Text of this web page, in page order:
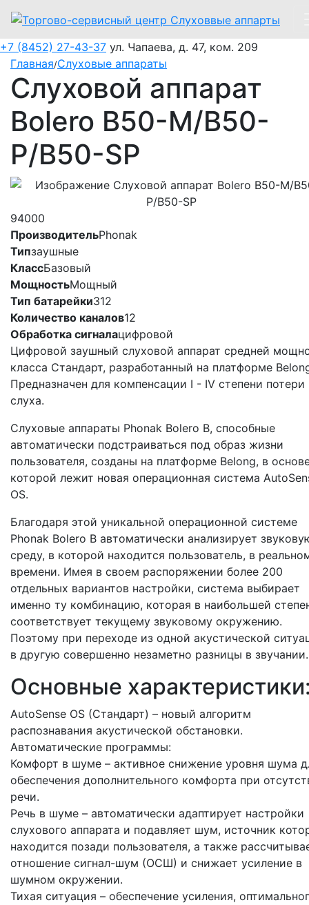
+7 (8452) 27-43-37 ул. Чапаева, д. 47, ком. 209
Главная/Слуховые аппараты
Слуховой аппарат
Bolero B50-M/B50-
P/B50-SP
94000
ПроизводительPhonak
Типзаушные
КлассБазовый
МощностьМощный
Тип батарейки312
Количество каналов12
Обработка сигналацифровой
Цифровой заушный слуховой аппарат средней
класса Стандарт, разработанный на платформе
Предназначен для компенсации I - IV степени потери
слуха.
Слуховые аппараты Phonak Bolero B, способные
автоматически подстраиваться под образ жизни
пользователя, созданы на платформе Belong, в
которой лежит новая операционная система
OS.
Благодаря этой уникальной операционной системе
Phonak Bolero B автоматически анализирует
среду, в которой находится пользователь, в
времени. Имея в своем распоряжении более 200
отдельных вариантов настройки, система выбирает
именно ту комбинацию, которая в наибольшей
соответствует текущему звуковому окружению.
Поэтому при переходе из одной акустической
в другую совершенно незаметно разницы в звучании.
Основные
AutoSense OS (Стандарт) – новый алгоритм
распознавания акустической обстановки.
Автоматические программы:
Комфорт в шуме – активное снижение уровня шума
обеспечения дополнительного комфорта при
речи.
Речь в шуме – автоматически адаптирует настройки
слухового аппарата и подавляет шум, источник
находится позади пользователя, а также
отношение сигнал-шум (ОСШ) и снижает усиление в
шумном окружении.
Тихая ситуация – обеспечение усиления,